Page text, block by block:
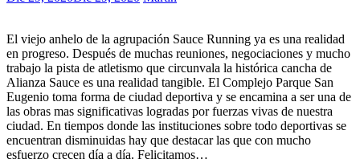
El viejo anhelo de la agrupación Sauce Running ya es una realidad
en progreso. Después de muchas reuniones, negociaciones y mucho
trabajo la pista de atletismo que circunvala la histórica cancha de
Alianza Sauce es una realidad tangible. El Complejo Parque San
Eugenio toma forma de ciudad deportiva y se encamina a ser una de
las obras mas significativas logradas por fuerzas vivas de nuestra
ciudad. En tiempos donde las instituciones sobre todo deportivas se
encuentran disminuidas hay que destacar las que con mucho
esfuerzo crecen día a día. Felicitamos…